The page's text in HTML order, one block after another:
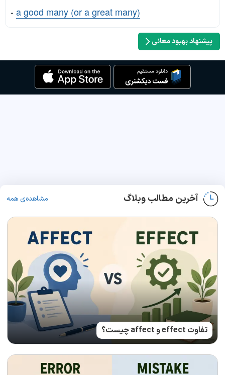
-a good many (or a great many)
پیشنهاد بهبود معانی
آخرین مطالب وبلاگ مشاهده‌ی همه
تفاوت effect و affect چیست؟